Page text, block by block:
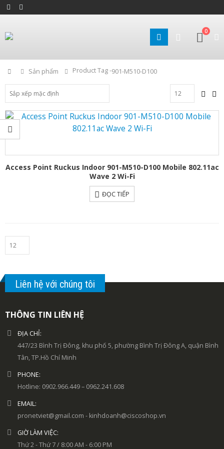
0
Home
Sản phẩm Product Tag -901-M510-D100
Access Point Ruckus Indoor 901-M510-D100 Mobile 802.11ac
Wave 2 Wi-Fi
ĐỌC TIẾP
Liên hệ với chúng tôi
THÔNG TIN LIÊN HỆ
ĐỊA CHỈ:
447/23 Bình Trị Đông, khu phố 5, phường Bình Trị Đông A, quận Bình
Tân, TP.Hồ Chí Minh
PHONE:
Hotline: 0902.966.449 – 0962.241.608
EMAIL:
pronetviet@gmail.com - kinhdoanh@ciscoshop.vn
GIỜ LÀM VIỆC:
Thứ 2 - Thứ 7 / 8:00 AM - 6:00 PM